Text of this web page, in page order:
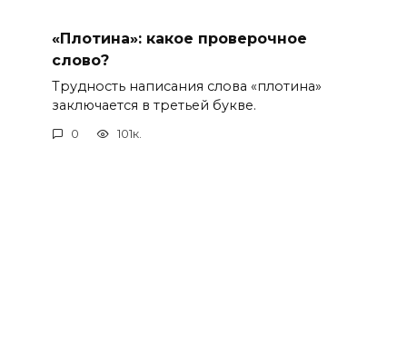
«Плотина»: какое проверочное
слово?
Трудность написания слова «плотина»
заключается в третьей букве.
0 101к.